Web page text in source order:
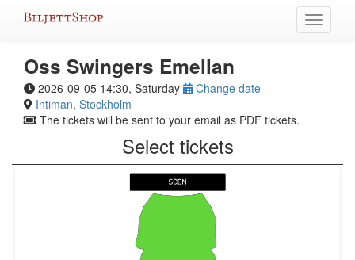
Toggle
Oss Swingers Emellan
2026-09-05 14:30, Saturday
Change date
Intiman, Stockholm
The tickets will be sent to your email as PDF tickets.
Select tickets